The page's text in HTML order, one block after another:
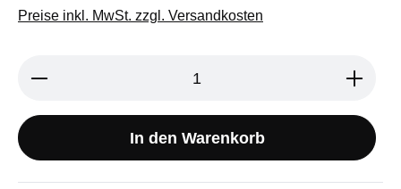
Preise inkl. MwSt. zzgl. Versandkosten
Produkt Anzahl: Gib den
In den Warenkorb